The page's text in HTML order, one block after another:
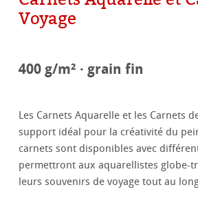
Voyage
400 g/m² · grain fin
Les Carnets Aquarelle et les Carnets
support idéal pour la créativité du
carnets sont disponibles avec
permettront aux aquarellistes globe-
leurs souvenirs de voyage tout au